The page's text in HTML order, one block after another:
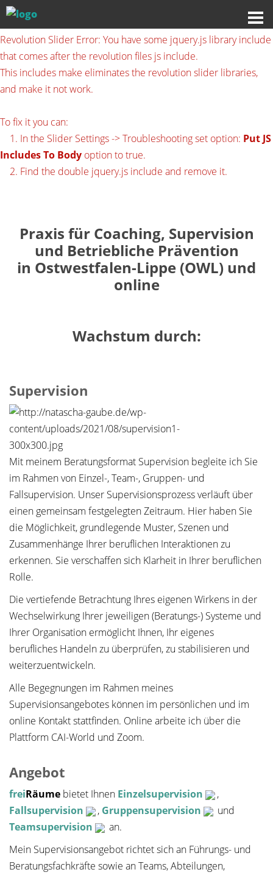
Revolution Slider Error: You have some jquery.js library include
that comes after the revolution files js include.
This includes make eliminates the revolution slider libraries,
and make it not work.
To fix it you can:
1. In the Slider Settings -> Troubleshooting set option: Put JS
Includes To Body option to true.
2. Find the double jquery.js include and remove it.
Praxis für Coaching, Supervision
und Betriebliche Prävention
in Ostwestfalen-Lippe (OWL) und
online
Wachstum durch:
Supervision
Mit meinem Beratungsformat Supervision begleite ich Sie
im Rahmen von Einzel-, Team-, Gruppen- und
Fallsupervision. Unser Supervisionsprozess verläuft über
einen gemeinsam festgelegten Zeitraum. Hier haben Sie
die Möglichkeit, grundlegende Muster, Szenen und
Zusammenhänge Ihrer beruflichen Interaktionen zu
erkennen. Sie verschaffen sich Klarheit in Ihrer beruflichen
Rolle.
Die vertiefende Betrachtung Ihres eigenen Wirkens in der
Wechselwirkung Ihrer jeweiligen (Beratungs-) Systeme und
Ihrer Organisation ermöglicht Ihnen, Ihr eigenes
berufliches Handeln zu überprüfen, zu stabilisieren und
weiterzuentwickeln.
Alle Begegnungen im Rahmen meines
Supervisionsangebotes können im persönlichen und im
online Kontakt stattfinden. Online arbeite ich über die
Plattform CAI-World und Zoom.
Angebot
freiRäume bietet Ihnen Einzelsupervision
,
Fallsupervision
, Gruppensupervision
und
Teamsupervision
an.
Mein Supervisionsangebot richtet sich an Führungs- und
Beratungsfachkräfte sowie an Teams, Abteilungen,